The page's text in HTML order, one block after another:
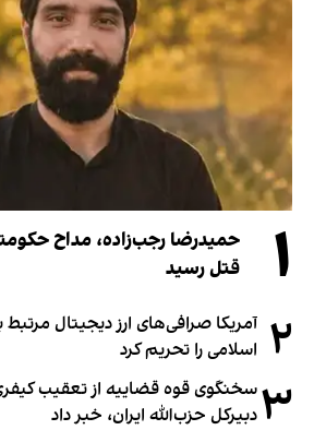
۱
حمیدرضا رجب‌زاده، مداح
قتل رسید
۲ آمریکا صرافی‌های ارز دیجیتال
اسلامی را تحریم کرد
۳سخنگوی قوه قضاییه از تعقیب
دبیر‌کل حزب‌الله ایران، خبر داد